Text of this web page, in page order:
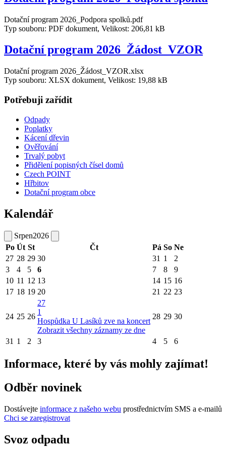
Dotační program 2026_Podpora spolků.pdf
Typ souboru: PDF dokument, Velikost: 206,81 kB
Dotační program 2026_Žádost_VZOR
Dotační program 2026_Žádost_VZOR.xlsx
Typ souboru: XLSX dokument, Velikost: 19,88 kB
Potřebuji zařídit
Odpady
Poplatky
Kácení dřevin
Ověřování
Trvalý pobyt
Přidělení popisných čísel domů
Czech POINT
Hřbitov
Dotační program obce
Kalendář
Srpen2026
Po Út St Čt Pá So Ne
27 28 29 30 31 1
2
3
4 5 6 7 8
9
10 11 12 13 14 15 16
17 18 19 20 21 22 23
24 25 26
27
1
Hospůdka U Lasíků zve na koncert
Zobrazit všechny záznamy ze dne
28 29 30
31 1 2 3 4 5 6
Informace, které by vás mohly zajímat!
Odběr novinek
Dostávejte informace z našeho webu prostřednictvím SMS a e-mailů
Chci se zaregistrovat
Svoz odpadu